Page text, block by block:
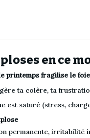
en ce
printemps fragilise le
ta colère, ta
est saturé (stress,
permanente, irritabilité